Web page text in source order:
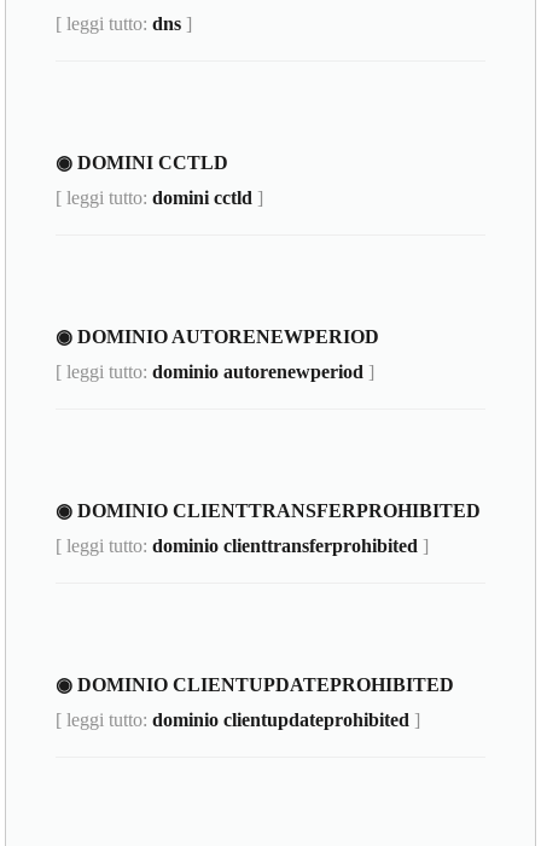
[ leggi tutto:dns ]
◉ DOMINI CCTLD
[ leggi tutto:domini cctld ]
◉ DOMINIO AUTORENEWPERIOD
[ leggi tutto:dominio autorenewperiod ]
◉ DOMINIO CLIENTTRANSFERPROHIBITED
[ leggi tutto:dominio clienttransferprohibited ]
◉ DOMINIO CLIENTUPDATEPROHIBITED
[ leggi tutto:dominio clientupdateprohibited ]